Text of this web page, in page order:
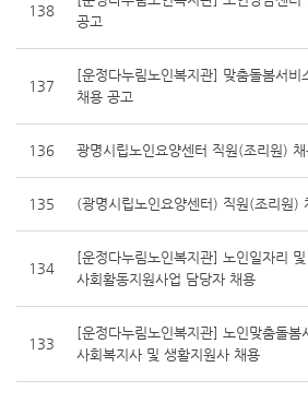
138
공고
137
[운정다누림노인복지관] 맞춤돌봄서비
채용 공고
136 광명시립노인요양센터 직원(조리원)
135 (광명시립노인요양센터) 직원(조리원)
134
[운정다누림노인복지관] 노인일자리 및
사회활동지원사업 담당자 채용
133
[운정다누림노인복지관] 노인맞춤돌봄
사회복지사 및 생활지원사 채용